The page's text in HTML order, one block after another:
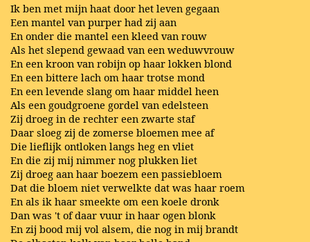
Ik ben met mijn haat door het leven gegaan
Een mantel van purper had zij aan
En onder die mantel een kleed van rouw
Als het slepend gewaad van een weduwvrouw
En een kroon van robijn op haar lokken blond
En een bittere lach om haar trotse mond
En een levende slang om haar middel heen
Als een goudgroene gordel van edelsteen
Zij droeg in de rechter een zwarte staf
Daar sloeg zij de zomerse bloemen mee af
Die lieflijk ontloken langs heg en vliet
En die zij mij nimmer nog plukken liet
Zij droeg aan haar boezem een passiebloem
Dat die bloem niet verwelkte dat was haar roem
En als ik haar smeekte om een koele dronk
Dan was 't of daar vuur in haar ogen blonk
En zij bood mij vol alsem, die nog in mij brandt